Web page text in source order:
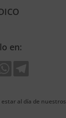
en:
estar al día de nuestros